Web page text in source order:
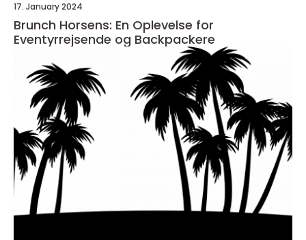
17. January 2024
Brunch Horsens: En Oplevelse for
Eventyrrejsende og Backpackere